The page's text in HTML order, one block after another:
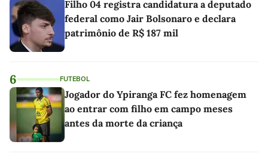
Filho 04 registra candidatura a deputado
federal como Jair Bolsonaro e declara
patrimônio de R$ 187 mil
6 FUTEBOL
Jogador do Ypiranga FC fez homenagem
ao entrar com filho em campo meses
antes da morte da criança